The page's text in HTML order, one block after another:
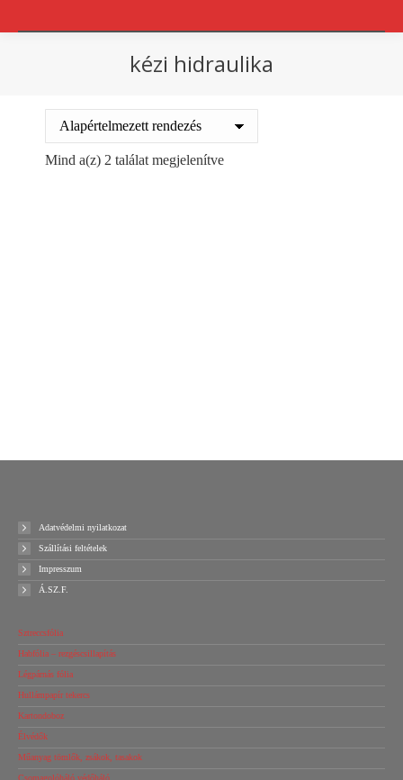
kézi hidraulika
Mind a(z) 2 találat megjelenítve
Adatvédelmi nyilatkozat
Szállítási feltételek
Impresszum
Á.SZ.F.
Sztreccsfólia
Habfólia – rezgéscsillapítás
Légpárnás fólia
Hullámpapír tekercs
Kartondoboz
Élvédők
Műanyag tömlők, zsákok, tasakok
Csomagolóháló védőháló